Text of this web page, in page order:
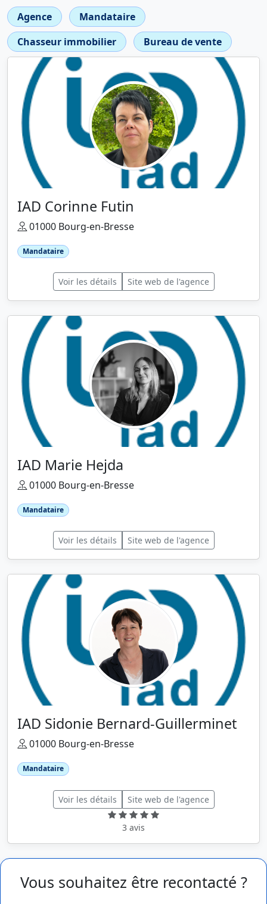
Agence
Mandataire
Chasseur immobilier
Bureau de vente
IAD Corinne Futin
01000 Bourg-en-Bresse
Mandataire
Voir les détails Site web de l'agence
IAD Marie Hejda
01000 Bourg-en-Bresse
Mandataire
Voir les détails Site web de l'agence
IAD Sidonie Bernard-Guillerminet
01000 Bourg-en-Bresse
Mandataire
Voir les détails Site web de l'agence
3 avis
Vous souhaitez être recontacté ?